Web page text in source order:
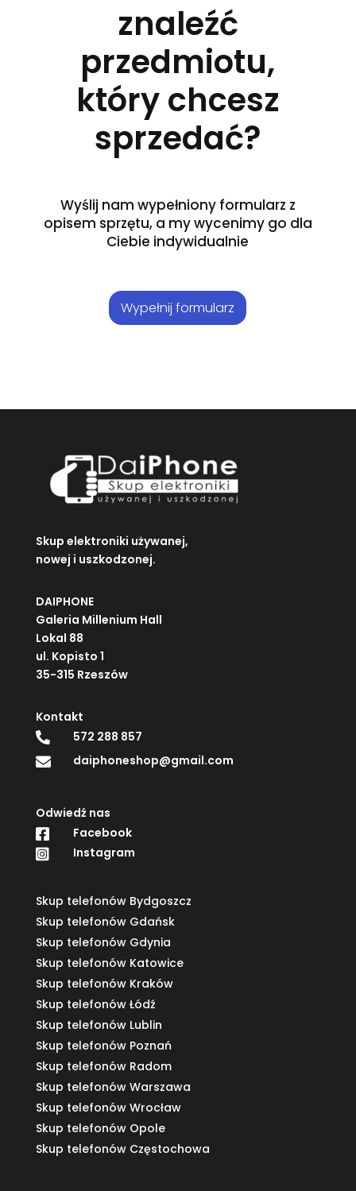
znaleźć
przedmiotu,
który chcesz
sprzedać?
Wyślij nam wypełniony formularz z
opisem sprzętu, a my wycenimy go dla
Ciebie indywidualnie
Wypełnij formularz
Skup elektroniki używanej,
nowej i uszkodzonej.
DAIPHONE
Galeria Millenium Hall
Lokal 88
ul. Kopisto 1
35-315 Rzeszów
Kontakt
 572 288 857
 daiphoneshop@gmail.com
Odwiedź nas
 Facebook
 Instagram
Skup telefonów Bydgoszcz
Skup telefonów Gdańsk
Skup telefonów Gdynia
Skup telefonów Katowice
Skup telefonów Kraków
Skup telefonów Łódź
Skup telefonów Lublin
Skup telefonów Poznań
Skup telefonów Radom
Skup telefonów Warszawa
Skup telefonów Wrocław
Skup telefonów Opole
Skup telefonów Częstochowa